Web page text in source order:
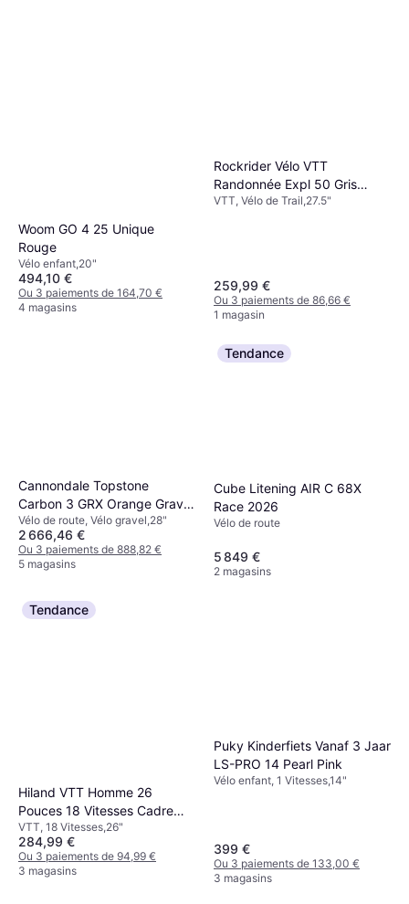
Woom GO 4 25 Unique
Rouge
Vélo enfant,20"
494,10 €
Ou 3 paiements de 164,70 €
4 magasins
Rockrider Vélo VTT
Randonnée Expl 50 Gris
Foncé
VTT, Vélo de Trail,27.5"
259,99 €
Ou 3 paiements de 86,66 €
1 magasin
Cannondale Topstone
Carbon 3 GRX Orange Gravel
Bike
Vélo de route, Vélo gravel,28"
2 666,46 €
Ou 3 paiements de 888,82 €
5 magasins
Tendance
Cube Litening AIR C 68X
Race 2026
Vélo de route
5 849 €
2 magasins
Tendance
Hiland VTT Homme 26
Pouces 18 Vitesses Cadre
Acier Carbone
VTT, 18 Vitesses,26"
284,99 €
Ou 3 paiements de 94,99 €
3 magasins
Puky Kinderfiets Vanaf 3 Jaar
LS-PRO 14 Pearl Pink
Vélo enfant, 1 Vitesses,14"
399 €
Ou 3 paiements de 133,00 €
3 magasins